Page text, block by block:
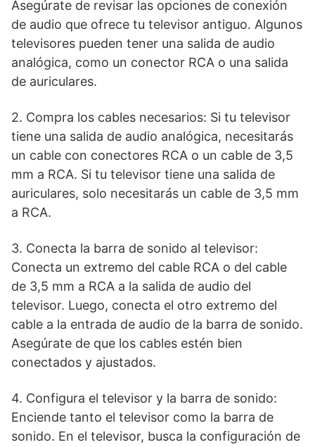
Asegúrate de revisar las opciones de conexión
de audio que ofrece tu televisor antiguo. Algunos
televisores pueden tener una salida de audio
analógica, como un conector RCA o una salida
de auriculares.
2. Compra los cables necesarios: Si tu televisor
tiene una salida de audio analógica, necesitarás
un cable con conectores RCA o un cable de 3,5
mm a RCA. Si tu televisor tiene una salida de
auriculares, solo necesitarás un cable de 3,5 mm
a RCA.
3. Conecta la barra de sonido al televisor:
Conecta un extremo del cable RCA o del cable
de 3,5 mm a RCA a la salida de audio del
televisor. Luego, conecta el otro extremo del
cable a la entrada de audio de la barra de sonido.
Asegúrate de que los cables estén bien
conectados y ajustados.
4. Configura el televisor y la barra de sonido:
Enciende tanto el televisor como la barra de
sonido. En el televisor, busca la configuración de